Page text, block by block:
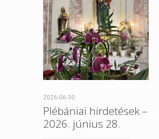
2026-06-30
Plébániai hirdetések –
2026. június 28.